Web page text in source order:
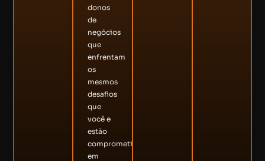
donos
de
negócios
que
enfrentam
os
mesmos
desafios
que
você e
estão
comprometidos
em